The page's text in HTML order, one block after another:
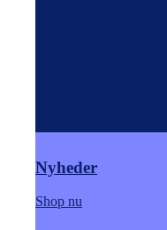
Nyheder
Shop nu